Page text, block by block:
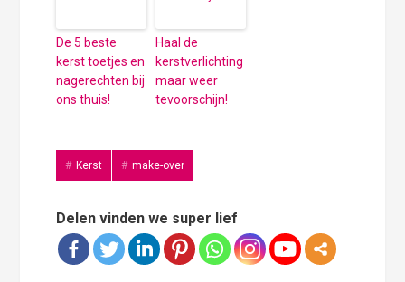
De 5 beste
kerst toetjes en
nagerechten bij
ons thuis!
Haal de
kerstverlichting
maar weer
tevoorschijn!
Kerst make-over
Delen vinden we super lief